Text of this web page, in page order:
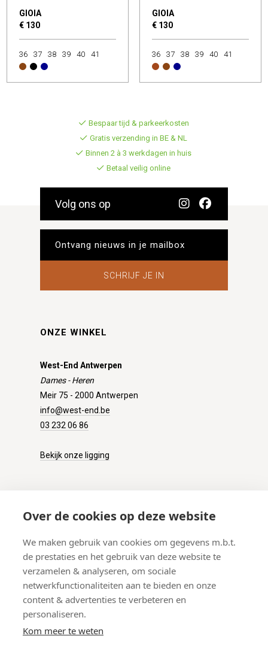
Over de cookies op deze website
We maken gebruik van cookies om gegevens m.b.t.
de prestaties en het gebruik van deze website te
verzamelen & analyseren, om sociale
netwerkfunctionaliteiten aan te bieden en onze
content & advertenties te verbeteren en
personaliseren.
Kom meer te weten
GIOIA
€ 130
36 37 38 39 40 41
GIOIA
€ 130
36 37 38 39 40 41
Bespaar tijd & parkeerkosten
Gratis verzending in BE & NL
Binnen 2 à 3 werkdagen in huis
Betaal veilig online
Volg ons op
SCHRIJF JE IN
ONZE WINKEL
West-End Antwerpen
Dames - Heren
Meir 75 - 2000 Antwerpen
info@west-end.be
03 232 06 86
Bekijk onze ligging
Verzenden
Retourneren
Betalen
Veelgestelde vragen